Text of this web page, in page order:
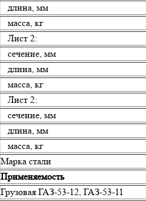
длина, мм
масса, кг
Лист 2:
сечение, мм
длина, мм
масса, кг
Лист 2:
сечение, мм
длина, мм
масса, кг
Марка стали
Применяемость
Грузовая ГАЗ-53-12, ГАЗ-53-11